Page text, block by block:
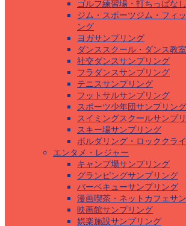
ゴルフ練習場・打ちっぱな
ジム・スポーツジム・フィ
ング
ヨガサンプリング
ダンススクール・ダンス教
社交ダンスサンプリング
フラダンスサンプリング
テニスサンプリング
フットサルサンプリング
スポーツ少年団サンプリング
スイミングスクールサンプ
スキー場サンプリング
ボルダリング・ロッククラ
エンタメ・レジャー
キャンプ場サンプリング
グランピングサンプリング
バーベキューサンプリング
漫画喫茶・ネットカフェサ
映画館サンプリング
娯楽施設サンプリング